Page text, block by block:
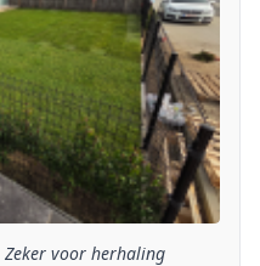
voor herhaling